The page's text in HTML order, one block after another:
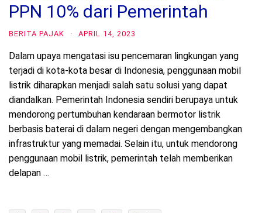
PPN 10% dari Pemerintah
BERITA PAJAK · APRIL 14, 2023
Dalam upaya mengatasi isu pencemaran lingkungan yang
terjadi di kota-kota besar di Indonesia, penggunaan mobil
listrik diharapkan menjadi salah satu solusi yang dapat
diandalkan. Pemerintah Indonesia sendiri berupaya untuk
mendorong pertumbuhan kendaraan bermotor listrik
berbasis baterai di dalam negeri dengan mengembangkan
infrastruktur yang memadai. Selain itu, untuk mendorong
penggunaan mobil listrik, pemerintah telah memberikan
delapan …